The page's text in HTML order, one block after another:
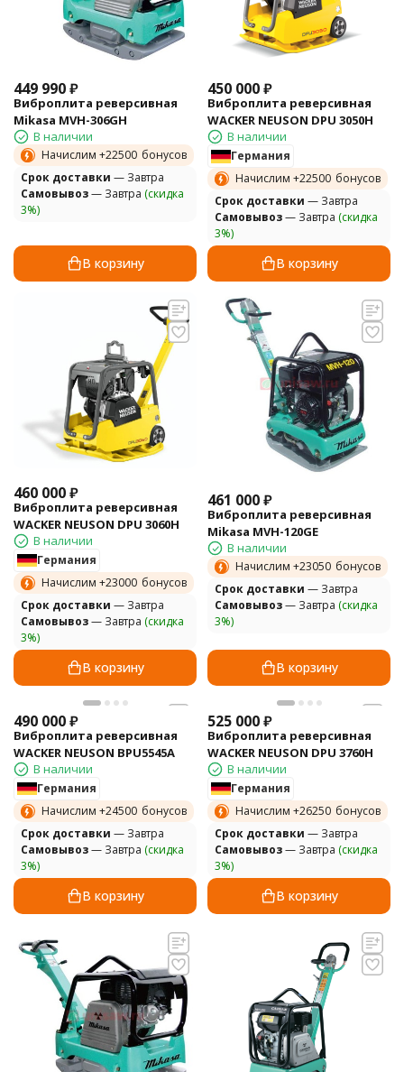
449 990₽
Виброплита реверсивная
Mikasa MVH-306GH
В наличии
Начислим +22500 бонусов
Cрок доставки — Завтра
Самовывоз— Завтра (скидка
3%)
В корзину
450 000₽
Виброплита реверсивная
WACKER NEUSON DPU 3050H
В наличии
Германия
Начислим +22500 бонусов
Cрок доставки — Завтра
Самовывоз— Завтра (скидка
3%)
В корзину
460 000₽
Виброплита реверсивная
WACKER NEUSON DPU 3060H
В наличии
Германия
Начислим +23000 бонусов
Cрок доставки — Завтра
Самовывоз— Завтра (скидка
3%)
В корзину
461 000₽
Виброплита реверсивная
Mikasa MVH-120GE
В наличии
Начислим +23050 бонусов
Cрок доставки — Завтра
Самовывоз— Завтра (скидка
3%)
В корзину
490 000₽
Виброплита реверсивная
WACKER NEUSON BPU5545A
В наличии
Германия
Начислим +24500 бонусов
Cрок доставки — Завтра
Самовывоз— Завтра (скидка
3%)
В корзину
525 000₽
Виброплита реверсивная
WACKER NEUSON DPU 3760H
В наличии
Германия
Начислим +26250 бонусов
Cрок доставки — Завтра
Самовывоз— Завтра (скидка
3%)
В корзину